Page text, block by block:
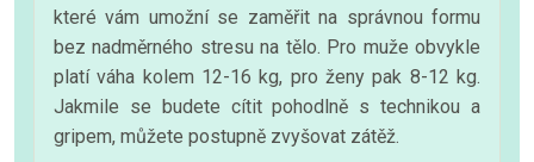
které vám umožní se zaměřit na správnou formu
bez nadměrného stresu na tělo. Pro muže obvykle
platí váha kolem 12-16 kg, pro ženy pak 8-12 kg.
Jakmile se budete cítit pohodlně s technikou a
gripem, můžete postupně zvyšovat zátěž.